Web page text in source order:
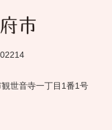
世音寺一丁目1番1号